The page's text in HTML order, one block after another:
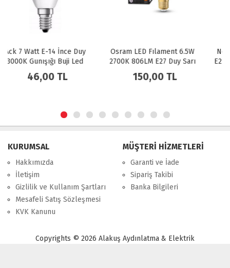
Osram LED Fılament 6.5W
2700K 806LM E27 Duy Sarı
Işık Ampul Dim Edilebilir /
4099854394294
150,00 TL
Noas 12W Smd Led Ampül
E27 Duy 1080 LM Beyaz Işık
40,00 TL
KURUMSAL
Hakkımızda
İletişim
Gizlilik ve Kullanım Şartları
Mesafeli Satış Sözleşmesi
KVK Kanunu
MÜŞTERİ HİZMETLERİ
Garanti ve İade
Sipariş Takibi
Banka Bilgileri
Copyrights © 2026 Alakuş Aydınlatma & Elektrik